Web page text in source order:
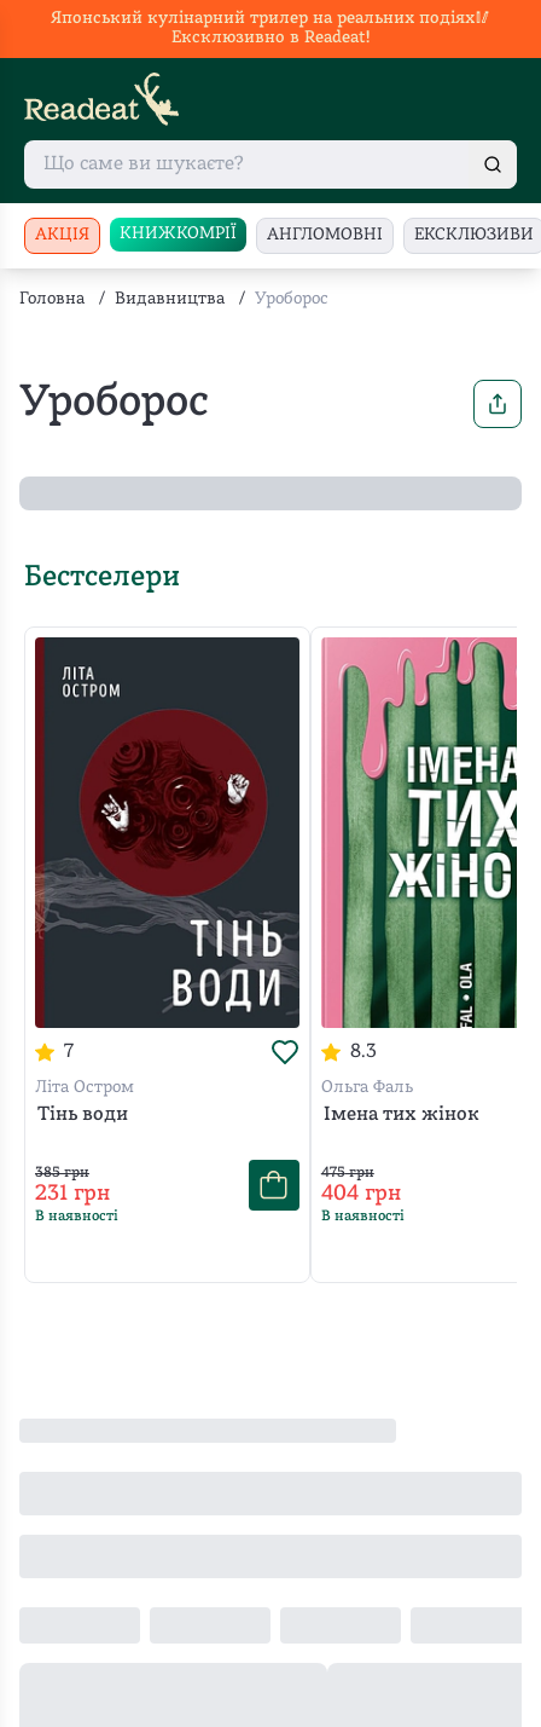
Японський кулінарний трилер на реальних подіях🥢
Ексклюзивно в Readeat!
АКЦІЯ КНИЖКОМРІЇ АНГЛОМОВНІ ЕКСКЛЮЗИВИ
Головна / Видавництва / Уроборос
Уроборос
Бестселери
7
Літа Остром
Тінь води
385грн
231 грн
В наявності
8.3
Ольга Фаль
Імена тих жінок
475грн
404грн
В наявності